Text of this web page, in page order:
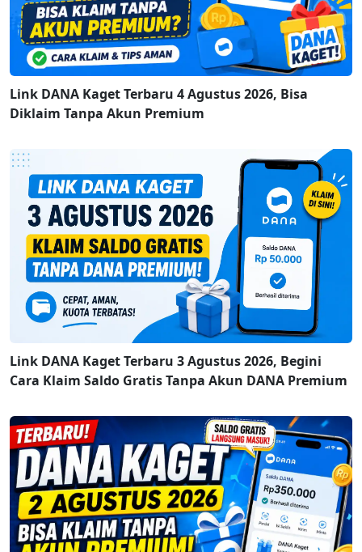
Link DANA Kaget Terbaru 4 Agustus 2026, Bisa
Diklaim Tanpa Akun Premium
Link DANA Kaget Terbaru 3 Agustus 2026, Begini
Cara Klaim Saldo Gratis Tanpa Akun DANA Premium